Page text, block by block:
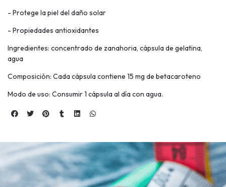
- Protege la piel del daño solar
- Propiedades antioxidantes
Ingredientes: concentrado de zanahoria, cápsula de gelatina,
agua
Composición: Cada cápsula contiene 15 mg de betacaroteno
Modo de uso: Consumir 1 cápsula al día con agua.